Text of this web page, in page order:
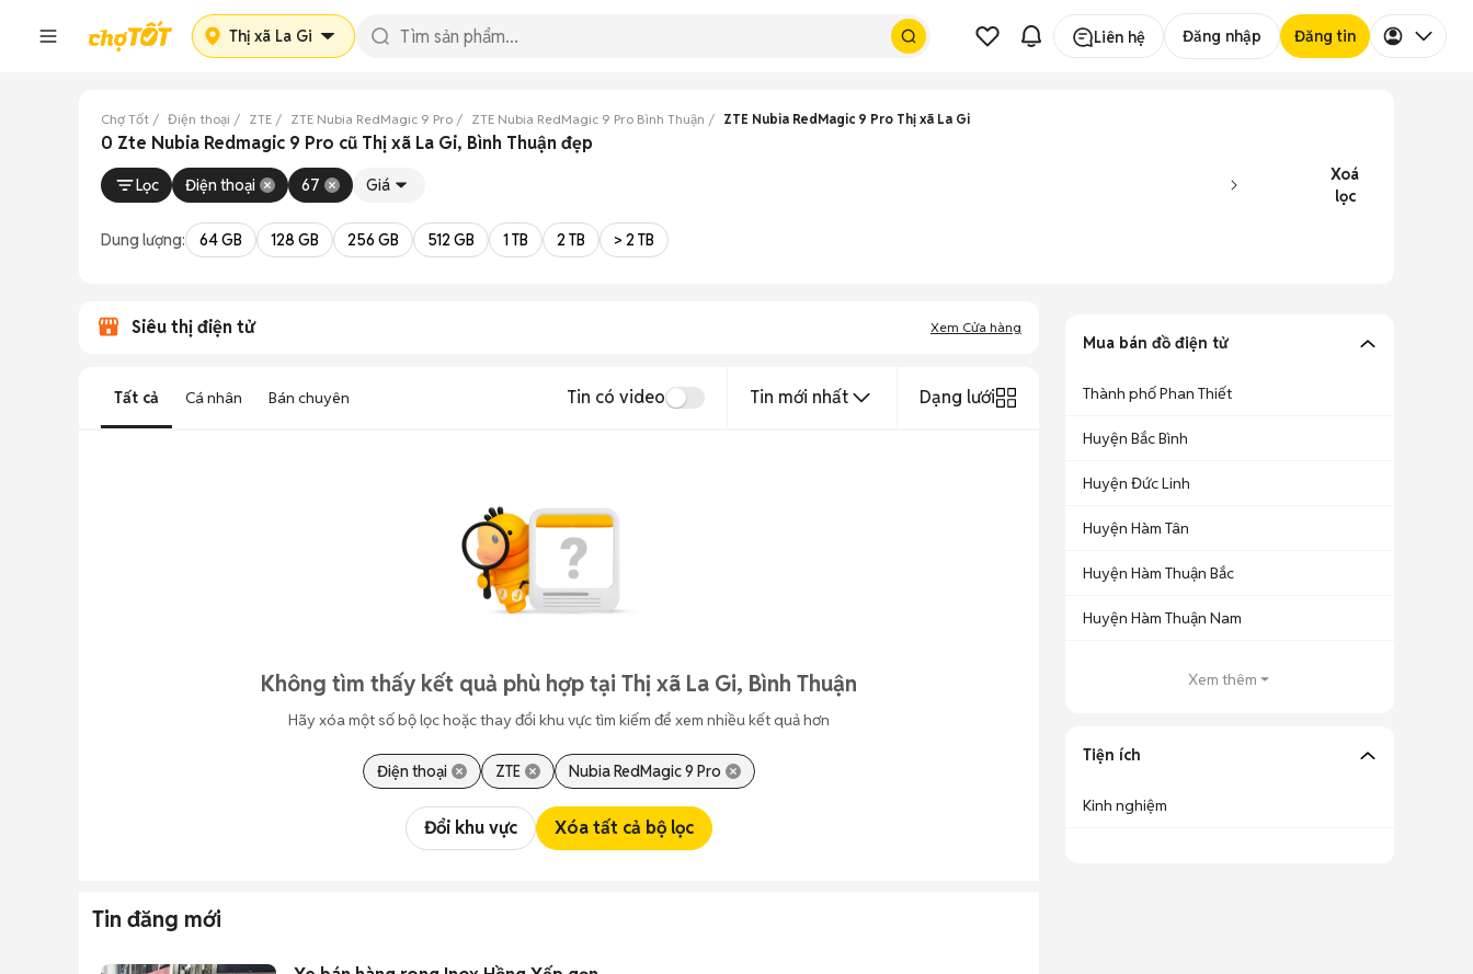
Thị xã La Gi Liên hệ Đăng nhập Đăng tin
Chợ Tốt Điện thoại ZTE ZTE Nubia RedMagic 9 Pro ZTE Nubia RedMagic 9 Pro Bình Thuận ZTE Nubia RedMagic 9 Pro Thị xã La Gi
0 Zte Nubia Redmagic 9 Pro cũ Thị xã La Gi, Bình Thuận đẹp
Lọc Điện thoại 67 Giá
Xoá
lọc
Dung lượng: 64 GB 128 GB 256 GB 512 GB 1 TB 2 TB > 2 TB
Siêu thị điện tử Xem Cửa hàng
Tất cả Cá nhân Bán chuyên Tin có video Tin mới nhất Dạng lưới
Không tìm thấy kết quả phù hợp tại Thị xã La Gi, Bình Thuận
Hãy xóa một số bộ lọc hoặc thay đổi khu vực tìm kiếm để xem nhiều kết quả hơn
Điện thoại ZTE Nubia RedMagic 9 Pro
Đổi khu vực Xóa tất cả bộ lọc
Tin đăng mới
Mua bán đồ điện tử
Thành phố Phan Thiết
Huyện Bắc Bình
Huyện Đức Linh
Huyện Hàm Tân
Huyện Hàm Thuận Bắc
Huyện Hàm Thuận Nam
Xem thêm
Tiện ích
Kinh nghiệm